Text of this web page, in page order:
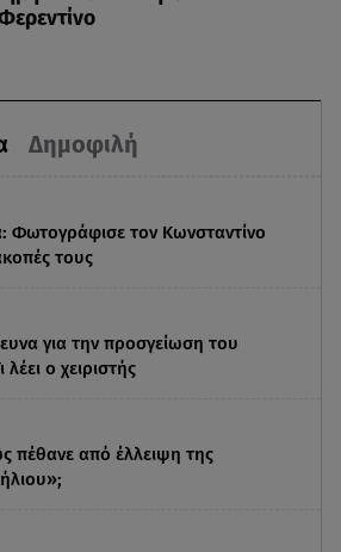
Δημοφιλή
Φωτογράφισε τον Κωνσταντίνο
τους
για την προσγείωση του
ο χειριστής
πέθανε από έλλειψη της